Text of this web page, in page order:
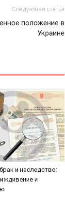
Следующая статья
положение в
Украине
и наследство:
и